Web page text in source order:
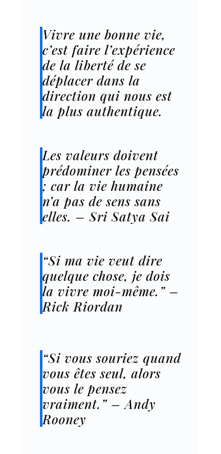
Vivre une bonne vie,
c’est faire l’expérience
de la liberté de se
déplacer dans la
direction qui nous est
la plus authentique.
Les valeurs doivent
prédominer les pensées
; car la vie humaine
n’a pas de sens sans
elles. – Sri Satya Sai
“Si ma vie veut dire
quelque chose, je dois
la vivre moi-même.” –
Rick Riordan
“Si vous souriez quand
vous êtes seul, alors
vous le pensez
vraiment.” – Andy
Rooney